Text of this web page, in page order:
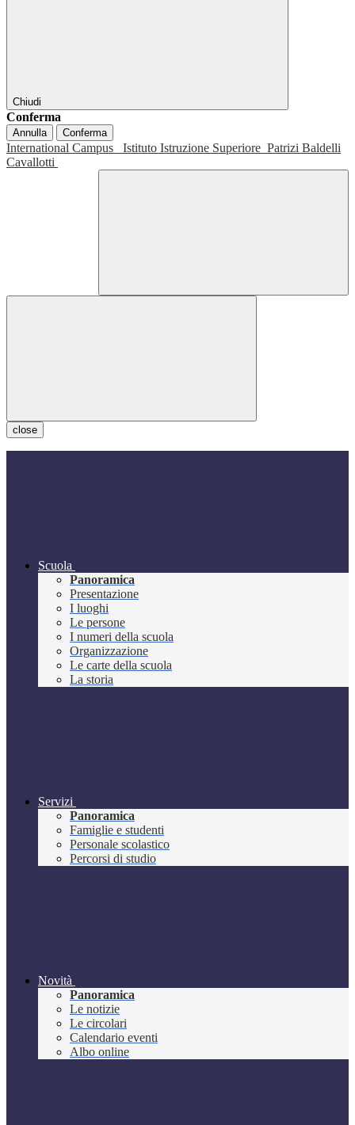
Chiudi
Conferma
Annulla Conferma
International Campus Istituto Istruzione Superiore Patrizi Baldelli
Cavallotti
close
Scuola
Panoramica
Presentazione
I luoghi
Le persone
I numeri della scuola
Organizzazione
Le carte della scuola
La storia
Servizi
Panoramica
Famiglie e studenti
Personale scolastico
Percorsi di studio
Novità
Panoramica
Le notizie
Le circolari
Calendario eventi
Albo online